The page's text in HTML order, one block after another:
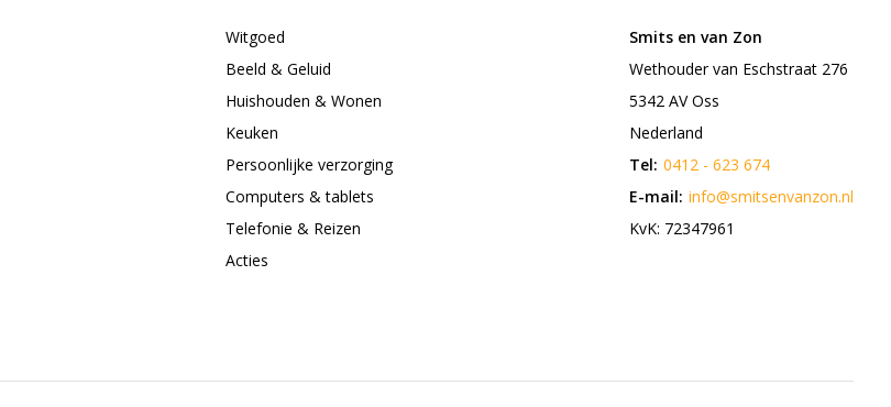
Witgoed
Beeld & Geluid
Huishouden & Wonen
Keuken
Persoonlijke verzorging
Computers & tablets
Telefonie & Reizen
Acties
Smits en van Zon
Wethouder van Eschstraat 276
5342 AV Oss
Nederland
Tel: 0412 - 623 674
E-mail: info@smitsenvanzon.nl
KvK: 72347961